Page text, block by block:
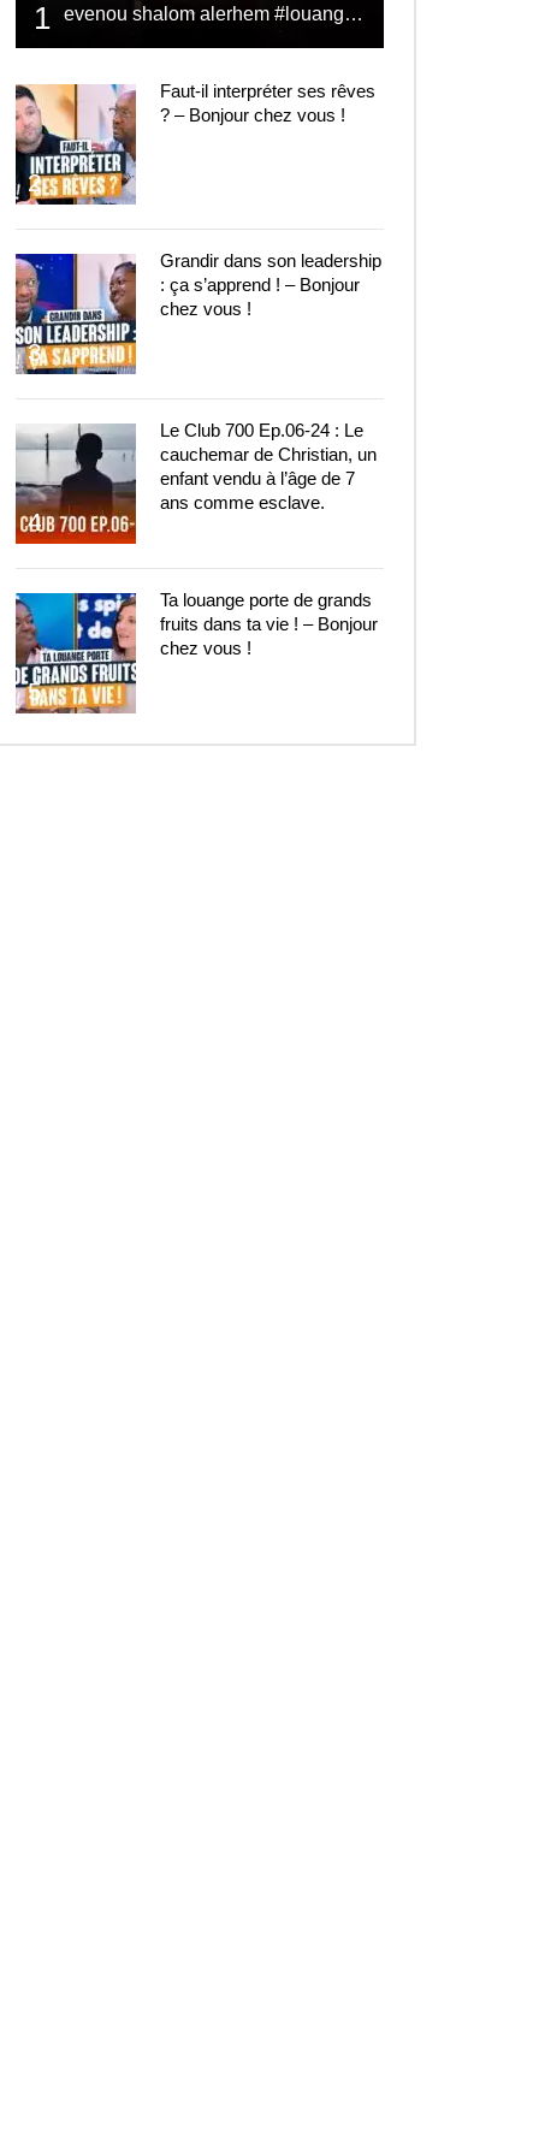
1 evenou shalom alerhem #louange #prière #shalom
2
Faut-il interpréter ses rêves
? – Bonjour chez vous !
3
Grandir dans son leadership
: ça s’apprend ! – Bonjour
chez vous !
4
Le Club 700 Ep.06-24 : Le
cauchemar de Christian, un
enfant vendu à l’âge de 7
ans comme esclave.
5
Ta louange porte de grands
fruits dans ta vie ! – Bonjour
chez vous !